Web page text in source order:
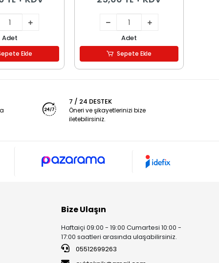
Adet
Ekle
Adet
Sepete Ekle
7 / 24 DESTEK
Öneri ve şikayetlerinizi bize
iletebilirsiniz.
Bize Ulaşın
Haftaiçi 09:00 - 19:00 Cumartesi 10:00 -
17:00 saatleri arasında ulaşabilirsiniz.
05512699263